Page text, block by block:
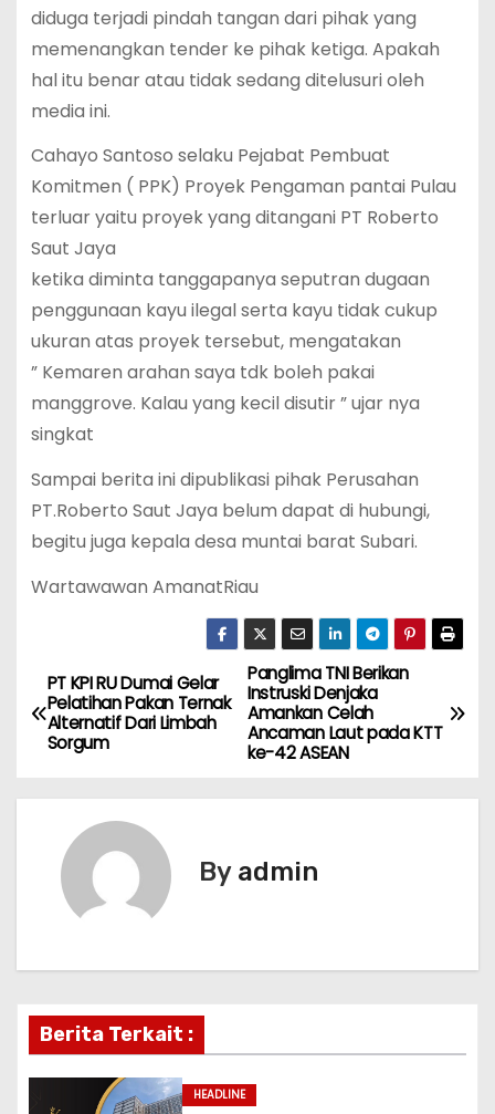
diduga terjadi pindah tangan dari pihak yang
memenangkan tender ke pihak ketiga. Apakah
hal itu benar atau tidak sedang ditelusuri oleh
media ini.
Cahayo Santoso selaku Pejabat Pembuat
Komitmen ( PPK) Proyek Pengaman pantai Pulau
terluar yaitu proyek yang ditangani PT Roberto
Saut Jaya
ketika diminta tanggapanya seputran dugaan
penggunaan kayu ilegal serta kayu tidak cukup
ukuran atas proyek tersebut, mengatakan
” Kemaren arahan saya tdk boleh pakai
manggrove. Kalau yang kecil disutir ” ujar nya
singkat
Sampai berita ini dipublikasi pihak Perusahan
PT.Roberto Saut Jaya belum dapat di hubungi,
begitu juga kepala desa muntai barat Subari.
Wartawawan AmanatRiau
P
o
v
i
g
Panglima TNI Berikan
Instruski Denjaka
Amankan Celah
Ancaman Laut pada KTT
ke-42 ASEAN
PT KPI RU Dumai Gelar
Pelatihan Pakan Ternak
Alternatif Dari Limbah
Sorgum
By admin
Berita Terkait :
HEADLINE